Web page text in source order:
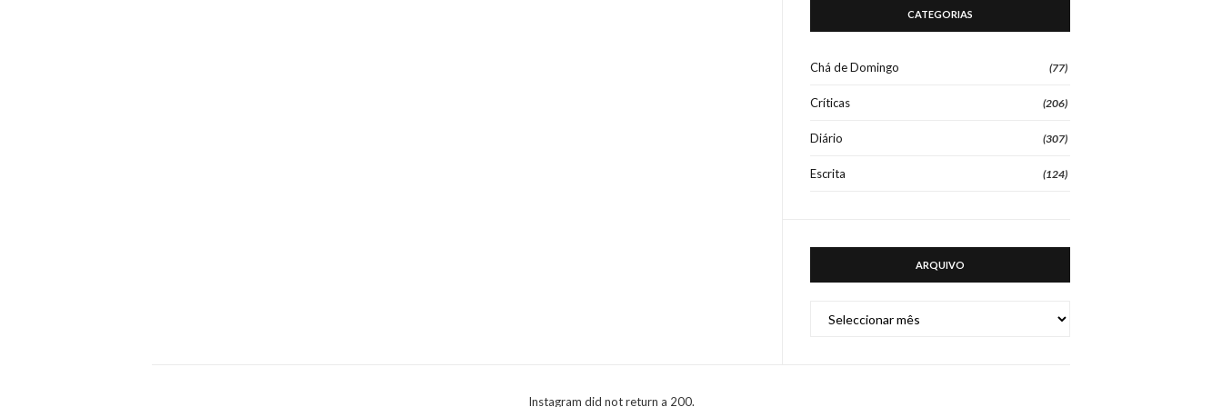
CATEGORIAS
Chá de Domingo (77)
Críticas (206)
Diário (307)
Escrita (124)
ARQUIVO
Instagram did not return a 200.